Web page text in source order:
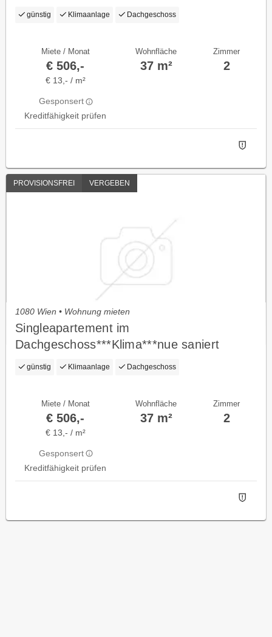
günstig Klimaanlage Dachgeschoss
Miete / Monat
€ 506,-
€ 13,- / m²
Gesponsert
Kreditfähigkeit prüfen
Wohnfläche
37 m²
Zimmer
2
PROVISIONSFREI VERGEBEN
1080 Wien • Wohnung mieten
Singleapartement im
Dachgeschoss***Klima***nue saniert
günstig Klimaanlage Dachgeschoss
Miete / Monat
€ 506,-
€ 13,- / m²
Gesponsert
Kreditfähigkeit prüfen
Wohnfläche
37 m²
Zimmer
2